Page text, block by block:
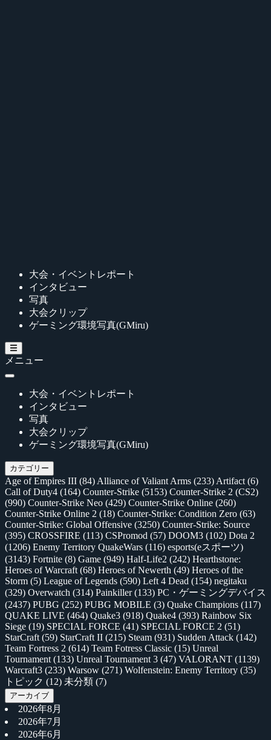
大会・イベントレポート
インタビュー
写真
大会クリップ
ゲーミング環境写真(GMiru)
メニュー
大会・イベントレポート
インタビュー
写真
大会クリップ
ゲーミング環境写真(GMiru)
カテゴリー
Age of Empires III (84) Alliance of Valiant Arms (233) Artifact (6)
Call of Duty4 (164) Counter-Strike (5153) Counter-Strike 2 (CS2)
(990) Counter-Strike Neo (429) Counter-Strike Online (260)
Counter-Strike Online 2 (18) Counter-Strike: Condition Zero (63)
Counter-Strike: Global Offensive (3250) Counter-Strike: Source
(395) CROSSFIRE (113) CSPromod (57) DOOM3 (102) Dota 2
(1206) Enemy Territory QuakeWars (116) esports(eスポーツ)
(3143) Fortnite (8) Game (949) Half-Life2 (242) Hearthstone:
Heroes of Warcraft (68) Heroes of Newerth (49) Heroes of the
Storm (5) League of Legends (590) Left 4 Dead (154) negitaku
(329) Overwatch (314) Painkiller(133) PC・ゲーミングデバイス
(2437) PUBG (252) PUBG MOBILE (3) Quake Champions (117)
QUAKE LIVE (464) Quake3 (918) Quake4 (393) Rainbow Six
Siege (19) SPECIAL FORCE (41) SPECIAL FORCE 2 (51)
StarCraft (59) StarCraft II (215) Steam (931) Sudden Attack (142)
Team Fortress 2 (614) Team Fotress Classic (15) Unreal
Tournament (133) Unreal Tournament 3 (47) VALORANT (1139)
Warcraft3 (233) Warsow (271) Wolfenstein: Enemy Territory (35)
トピック (12) 未分類 (7)
アーカイブ
2026年8月
2026年7月
2026年6月